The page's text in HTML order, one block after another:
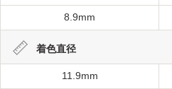
8.9mm
着色直径
11.9mm